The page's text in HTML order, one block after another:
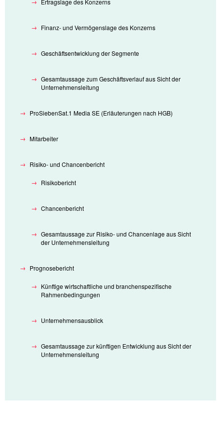
Ertragslage des Konzerns
Finanz- und Vermögenslage des Konzerns
Geschäftsentwicklung der Segmente
Gesamtaussage zum Geschäftsverlauf aus Sicht der
Unternehmensleitung
ProSiebenSat.1 Media SE (Erläuterungen nach HGB)
Mitarbeiter
Risiko- und Chancenbericht
Risikobericht
Chancenbericht
Gesamtaussage zur Risiko- und Chancenlage aus Sicht
der Unternehmensleitung
Prognosebericht
Künftige wirtschaftliche und branchenspezifische
Rahmenbedingungen
Unternehmensausblick
Gesamtaussage zur künftigen Entwicklung aus Sicht der
Unternehmensleitung